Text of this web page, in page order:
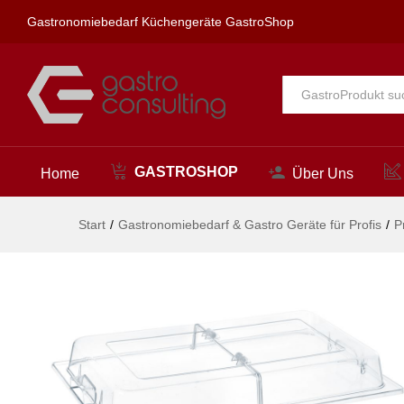
Gastronomiebedarf Küchengeräte GastroShop
Alle
Home GASTROSHOP Über Uns
Start / Gastronomiebedarf & Gastro Geräte für Profis /
Beschreibung